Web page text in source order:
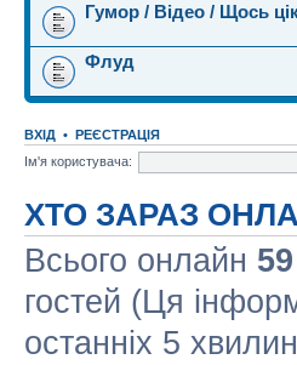
Гумор / Відео / Щось
Флуд
ВХІД • РЕЄСТРАЦІЯ
Ім'я користувача:
ХТО ЗАРАЗ
Всього онлайн 59
гостей (Ця
останніх 5